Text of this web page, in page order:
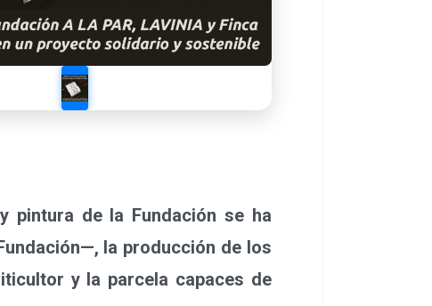
de la Fundación se ha
la producción de los
y la parcela capaces de